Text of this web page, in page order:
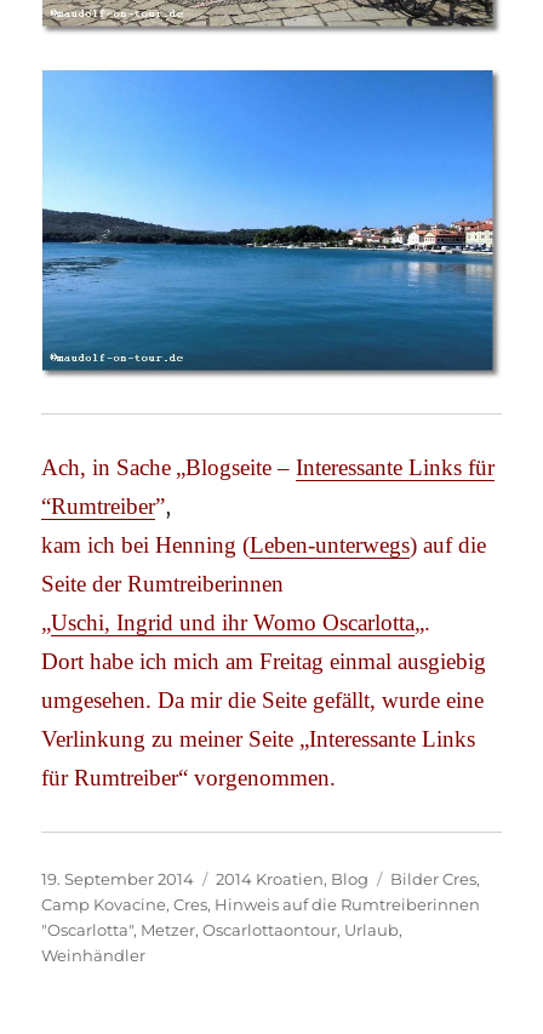
Ach, in Sache „Blogseite –Interessante Links für
“Rumtreiber”,
kam ich bei Henning (Leben-unterwegs) auf die
Seite der Rumtreiberinnen
„Uschi, Ingrid und ihr Womo Oscarlotta„.
Dort habe ich mich am Freitag einmal ausgiebig
umgesehen. Da mir die Seite gefällt, wurde eine
Verlinkung zu meiner Seite „Interessante Links
für Rumtreiber“ vorgenommen.
Veröffentlicht
am
19. September 2014 Kategorien
2014 Kroatien, Blog Schlagwörter
Bilder Cres,
Camp Kovacine,Cres, Hinweis auf die Rumtreiberinnen
"Oscarlotta", Metzer,Oscarlottaontour, Urlaub,
Weinhändler